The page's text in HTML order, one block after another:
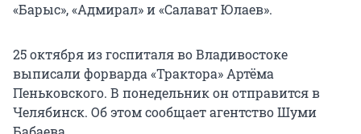
«Барыс», «Адмирал» и «Салават Юлаев».
25 октября из госпиталя во Владивостоке
выписали форварда «Трактора» Артёма
Пеньковского. В понедельник он отправится в
Челябинск. Об этом сообщает агентство Шуми